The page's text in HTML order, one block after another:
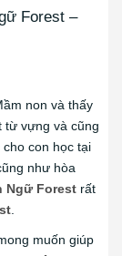
Forest –
non và thấy
từ vựng và cũng
con học tại
như hòa
Ngữ Forest rất
.
muốn giúp